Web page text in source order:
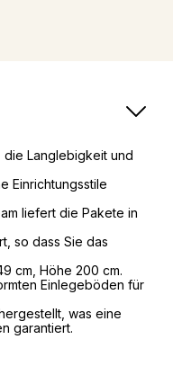
die Langlebigkeit und
Einrichtungsstile
liefert die Pakete in
so dass Sie das
cm, Höhe 200 cm.
Einlegeböden für
was eine
garantiert.